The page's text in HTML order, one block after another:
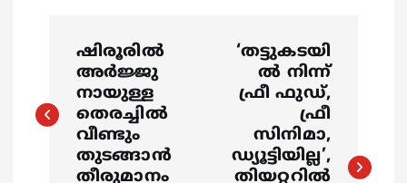
s
ഷിരൂരിൽ
അർജ്ജു
നായുള്ള
തെരച്ചിൽ
വീണ്ടും
തുടങ്ങാൻ
തീരുമാനം
‘തട്ടുകടയി
ൽ നിന്ന്
ഫ്രീ ഫുഡ്,
ഫ്രീ
സിനിമാ,
ഡ്യൂട്ടിയില്ല’,
തിയറ്ററിൽ